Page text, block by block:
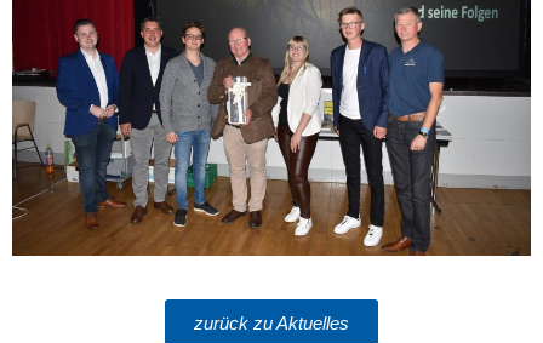
zurück zu Aktuelles